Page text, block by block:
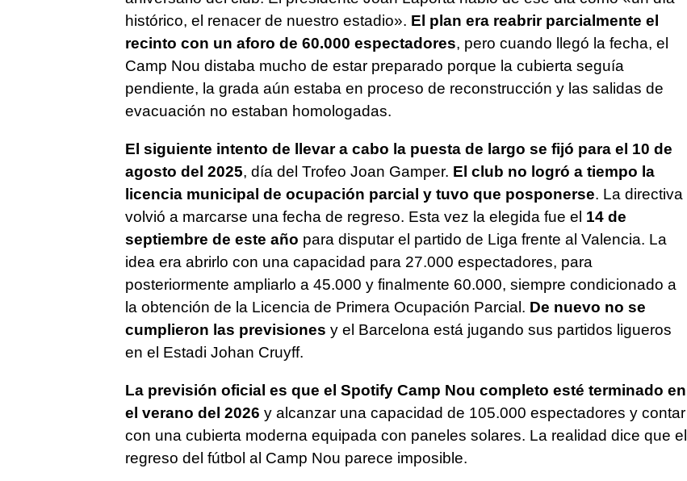
histórico, el renacer de nuestro estadio». El plan era reabrir parcialmente el
recinto con un aforo de 60.000 espectadores, pero cuando llegó la fecha, el
Camp Nou distaba mucho de estar preparado porque la cubierta seguía
pendiente, la grada aún estaba en proceso de reconstrucción y las salidas de
evacuación no estaban homologadas.
El siguiente intento de llevar a cabo la puesta de largo se fijó para el 10 de
agosto del 2025, día del Trofeo Joan Gamper. El club no logró a tiempo la
licencia municipal de ocupación parcial y tuvo que posponerse. La directiva
volvió a marcarse una fecha de regreso. Esta vez la elegida fue el 14 de
septiembre de este año para disputar el partido de Liga frente al Valencia. La
idea era abrirlo con una capacidad para 27.000 espectadores, para
posteriormente ampliarlo a 45.000 y finalmente 60.000, siempre condicionado a
la obtención de la Licencia de Primera Ocupación Parcial. De nuevo no se
cumplieron las previsiones y el Barcelona está jugando sus partidos ligueros
en el Estadi Johan Cruyff.
La previsión oficial es que el Spotify Camp Nou completo esté terminado en
el verano del 2026 y alcanzar una capacidad de 105.000 espectadores y contar
con una cubierta moderna equipada con paneles solares. La realidad dice que el
regreso del fútbol al Camp Nou parece imposible.